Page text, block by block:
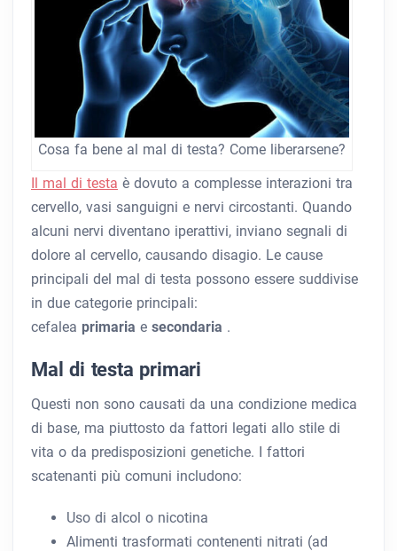
Cosa fa bene al mal di testa? Come liberarsene?
Il mal di testa è dovuto a complesse interazioni tra
cervello, vasi sanguigni e nervi circostanti. Quando
alcuni nervi diventano iperattivi, inviano segnali di
dolore al cervello, causando disagio. Le cause
principali del mal di testa possono essere suddivise
in due categorie principali:
cefalea primaria e secondaria .
Mal di testa primari
Questi non sono causati da una condizione medica
di base, ma piuttosto da fattori legati allo stile di
vita o da predisposizioni genetiche. I fattori
scatenanti più comuni includono:
Uso di alcol o nicotina
Alimenti trasformati contenenti nitrati (ad